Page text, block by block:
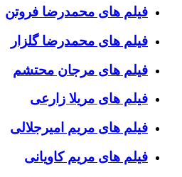
فیلم های محمدرضا فروتن
فیلم های محمدرضا گلزار
فیلم های مرجان محتشم
فیلم های مریلا زارعی
فیلم های مریم امیرجلالی
فیلم های مریم کاویانی